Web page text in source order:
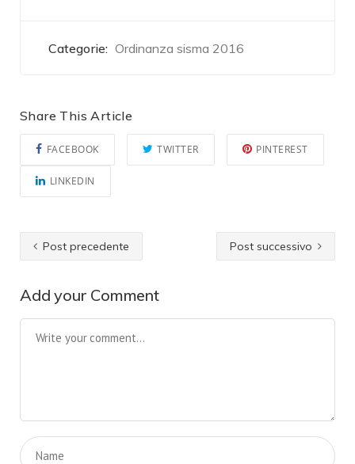
Categorie: Ordinanza sisma 2016
Share This Article
FACEBOOK TWITTER PINTEREST
LINKEDIN
Post precedente Post successivo
Add your Comment